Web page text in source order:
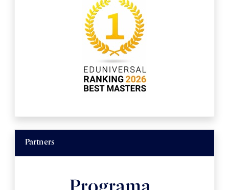
Partners